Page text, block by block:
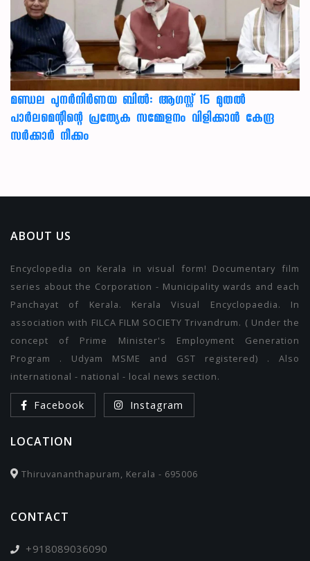
മണ്ഡല പുനർനിർണയ ബിൽ: ആഗസ്റ്റ് 16 മുതൽ
പാർലമെന്റിന്റെ പ്രത്യേക സമ്മേളനം വിളിക്കാൻ കേന്ദ്ര
സർക്കാർ നീക്കം
ABOUT US
Encyclopedia on Kerala in visual form! Documentary film
series about the Corporation - Municipality wards and each
Panchayat of Kerala. Kerala Visual Encyclopaedia. In
association with FILCA FILM SOCIETY Trivandrum. ( Under the
concept of Prime Minister's Employment Generation
Program . Udyam MSME and GST registered) . Also
international - national - local news section.
Facebook Instagram
LOCATION
Thiruvananthapuram, Kerala - 695006
CONTACT
+918089036090